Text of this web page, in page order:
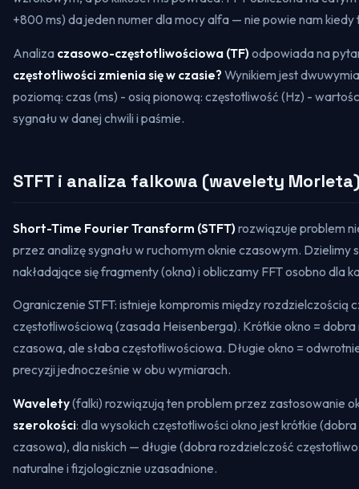
+800 ms) da jeden numer dla mocy alfa — nie powie nam kiedy
Analiza czasowo-częstotliwościowa (TF) odpowiada na
częstotliwości zmienia się w czasie? Wynikiem jest
poziomą: czas (ms) - osią pionową: częstotliwość (Hz) -
sygnału w danej chwili i paśmie.
STFT i analiza falkowa (wavelety
Short-Time Fourier Transform (STFT) rozwiązuje problem
przez analizę sygnału w ruchomym oknie czasowym. Dzielimy
nakładające się fragmenty (okna) i obliczamy FFT osobno dla
Ograniczenie STFT: istnieje kompromis między rozdzielczością
częstotliwościową (zasada Heisenberga). Krótkie okno =
czasowa, ale słaba częstotliwościowa. Długie okno =
precyzji jednocześnie w obu wymiarach.
Wavelety(falki) rozwiązują ten problem przez zastosowanie
szerokości: dla wysokich częstotliwości okno jest krótkie
czasowa), dla niskich — długie (dobra rozdzielczość
naturalne i fizjologicznie uzasadnione.